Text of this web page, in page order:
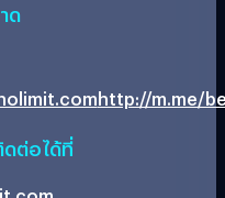
ด
http://m.me/
ต่อได้ที่